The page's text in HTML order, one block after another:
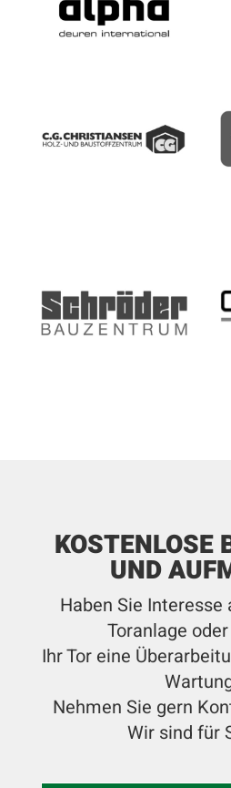
KOSTENLOSE
UND
Haben Sie Interesse
Toranlage
Ihr Tor eine
Nehmen Sie gern
Wir sind für